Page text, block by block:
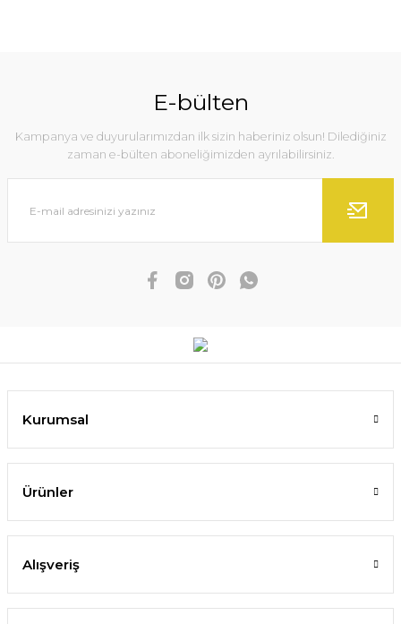
E-bülten
Kampanya ve duyurularımızdan ilk sizin haberiniz olsun! Dilediğiniz
zaman e-bülten aboneliğimizden ayrılabilirsiniz.
Kurumsal
Ürünler
Alışveriş